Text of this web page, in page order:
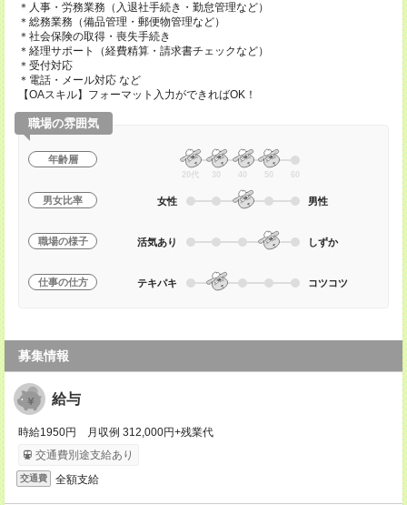
＊人事・労務業務（入退社手続き・勤怠管理など）
＊総務業務（備品管理・郵便物管理など）
＊社会保険の取得・喪失手続き
＊経理サポート（経費精算・請求書チェックなど）
＊受付対応
＊電話・メール対応 など
【OAスキル】フォーマット入力ができればOK！
職場の雰囲気
年齢層
20代 30 40 50 60
男女比率 女性 男性
職場の様子 活気あり しずか
仕事の仕方 テキパキ コツコツ
募集情報
給与
時給1950円 月収例 312,000円+残業代
交通費別途支給あり
交通費 全額支給